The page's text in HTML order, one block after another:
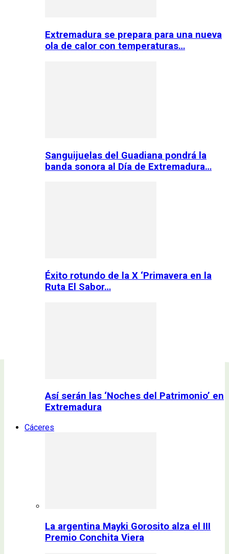
Extremadura se prepara para una nueva
ola de calor con temperaturas…
Sanguijuelas del Guadiana pondrá la
banda sonora al Día de Extremadura…
Éxito rotundo de la X ‘Primavera en la
Ruta El Sabor…
Así serán las ‘Noches del Patrimonio’ en
Extremadura
Cáceres
La argentina Mayki Gorosito alza el III
Premio Conchita Viera